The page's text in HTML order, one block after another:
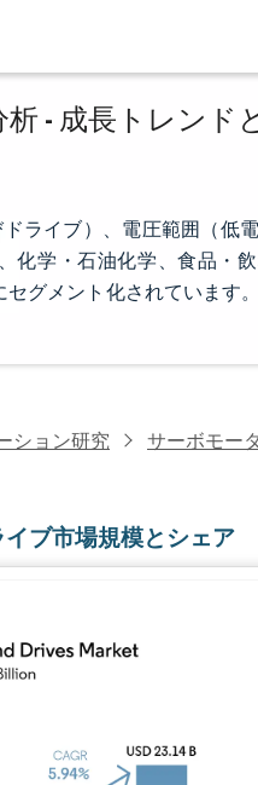
- 成長トレンド
ライブ）、電圧範囲（低電
化学・石油化学、食品・
グメント化されています
ション研究 サーボモー
ブ市場規模とシェア